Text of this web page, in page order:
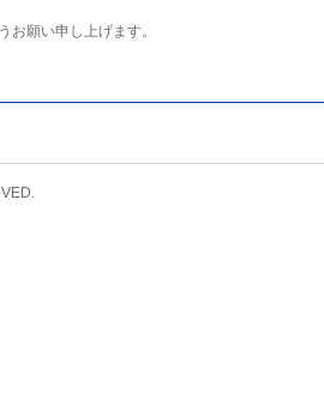
お願い申し上げます。